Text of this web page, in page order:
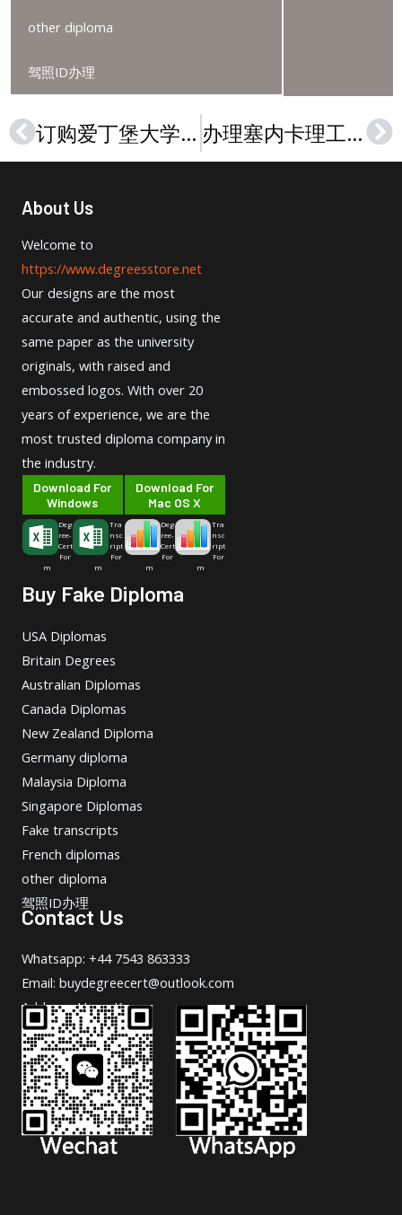
other diploma
驾照ID办理
Prev 订购爱丁堡大学成绩单，How to buy a University of Edinburgh transcript 办理塞内卡理工学院文凭，Buy a Seneca Polytechnic diploma in Canada
About Us
Welcome to
https://www.degreesstore.net
Our designs are the most
accurate and authentic, using the
same paper as the university
originals, with raised and
embossed logos. With over 20
years of experience, we are the
most trusted diploma company in
the industry.
Download For
Windows
Deg
ree-
Cert
For
m
Tra
nsc
ript
For
m
Download For
Mac OS X
Deg
ree-
Cert
For
m
Tra
nsc
ript
For
m
Buy Fake Diploma
USA Diplomas
Britain Degrees
Australian Diplomas
Canada Diplomas
New Zealand Diploma
Germany diploma
Malaysia Diploma
Singapore Diplomas
Fake transcripts
French diplomas
other diploma
驾照ID办理
Contact Us
Whatsapp: +44 7543 863333
Email: buydegreecert@outlook.com
Address: Hong Kong.